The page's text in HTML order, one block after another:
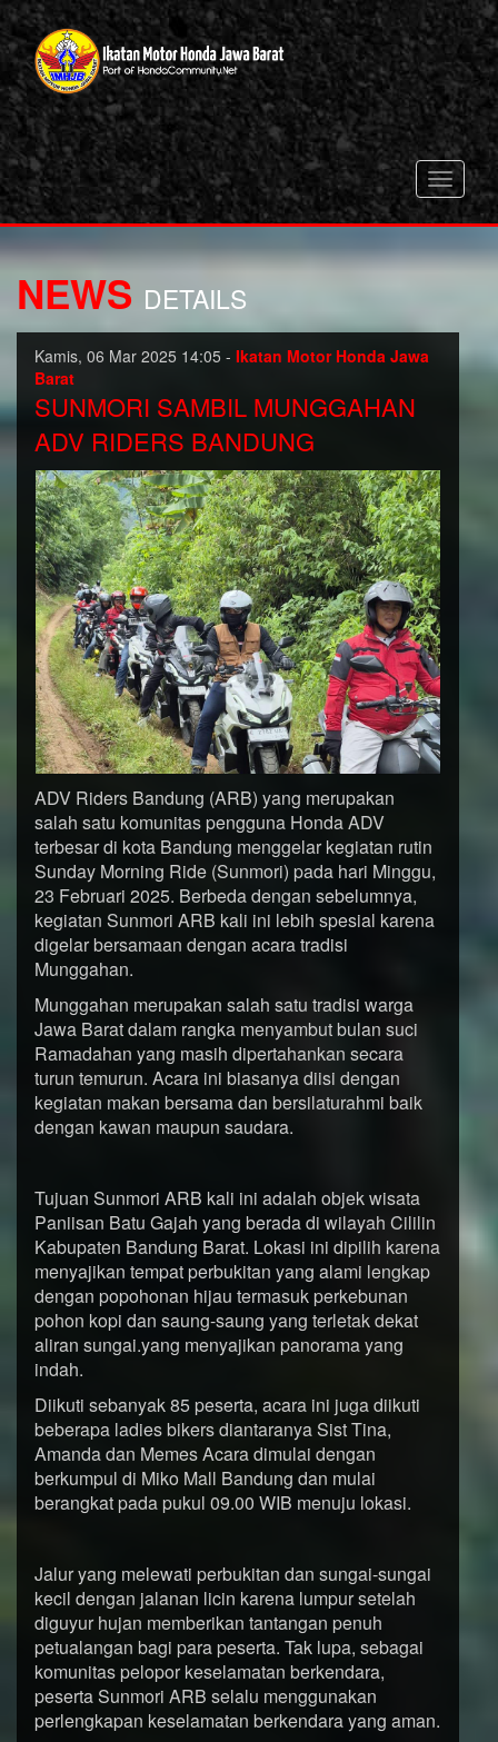
Toggle
NEWS DETAILS
Kamis, 06 Mar 2025 14:05 - Ikatan Motor Honda Jawa
Barat
SUNMORI SAMBIL MUNGGAHAN
ADV RIDERS BANDUNG
ADV Riders Bandung (ARB) yang merupakan
salah satu komunitas pengguna Honda ADV
terbesar di kota Bandung menggelar kegiatan rutin
Sunday Morning Ride (Sunmori) pada hari Minggu,
23 Februari 2025. Berbeda dengan sebelumnya,
kegiatan Sunmori ARB kali ini lebih spesial karena
digelar bersamaan dengan acara tradisi
Munggahan.
Munggahan merupakan salah satu tradisi warga
Jawa Barat dalam rangka menyambut bulan suci
Ramadahan yang masih dipertahankan secara
turun temurun. Acara ini biasanya diisi dengan
kegiatan makan bersama dan bersilaturahmi baik
dengan kawan maupun saudara.
Tujuan Sunmori ARB kali ini adalah objek wisata
Paniisan Batu Gajah yang berada di wilayah Cililin
Kabupaten Bandung Barat. Lokasi ini dipilih karena
menyajikan tempat perbukitan yang alami lengkap
dengan popohonan hijau termasuk perkebunan
pohon kopi dan saung-saung yang terletak dekat
aliran sungai.yang menyajikan panorama yang
indah.
Diikuti sebanyak 85 peserta, acara ini juga diikuti
beberapa ladies bikers diantaranya Sist Tina,
Amanda dan Memes Acara dimulai dengan
berkumpul di Miko Mall Bandung dan mulai
berangkat pada pukul 09.00 WIB menuju lokasi.
Jalur yang melewati perbukitan dan sungai-sungai
kecil dengan jalanan licin karena lumpur setelah
diguyur hujan memberikan tantangan penuh
petualangan bagi para peserta. Tak lupa, sebagai
komunitas pelopor keselamatan berkendara,
peserta Sunmori ARB selalu menggunakan
perlengkapan keselamatan berkendara yang aman.